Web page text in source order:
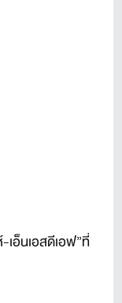
เอ็นเอสดีเอฟ”ที่